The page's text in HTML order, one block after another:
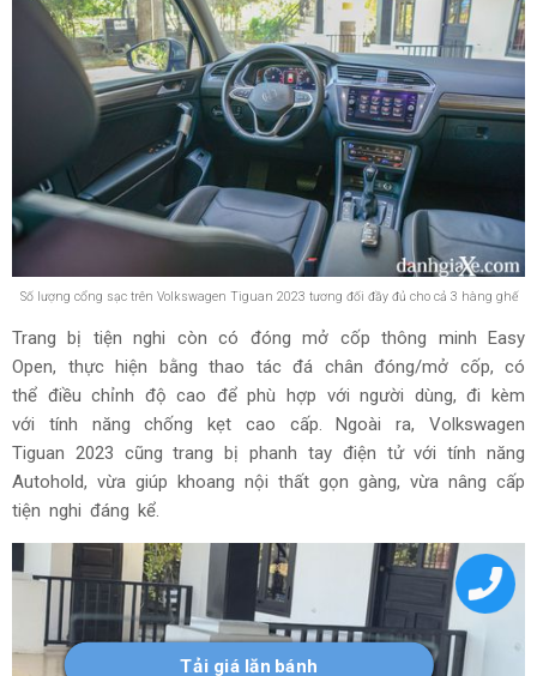
Số lượng cổng sạc trên Volkswagen Tiguan 2023 tương đối đầy đủ cho cả 3 hàng ghế
Trang bị tiện nghi còn có đóng mở cốp thông minh Easy
Open, thực hiện bằng thao tác đá chân đóng/mở cốp, có
thể điều chỉnh độ cao để phù hợp với người dùng, đi kèm
với tính năng chống kẹt cao cấp. Ngoài ra, Volkswagen
Tiguan 2023 cũng trang bị phanh tay điện tử với tính năng
Autohold, vừa giúp khoang nội thất gọn gàng, vừa nâng cấp
tiện nghi đáng kể.
Tải giá lăn bánh